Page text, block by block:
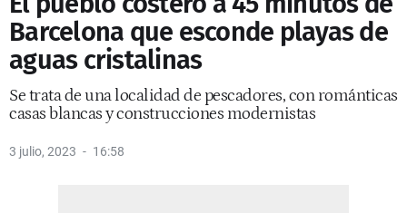
Barcelona que esconde playas de
aguas cristalinas
Se trata de una localidad de pescadores, con románticas
casas blancas y construcciones modernistas
3 julio, 2023 16:58